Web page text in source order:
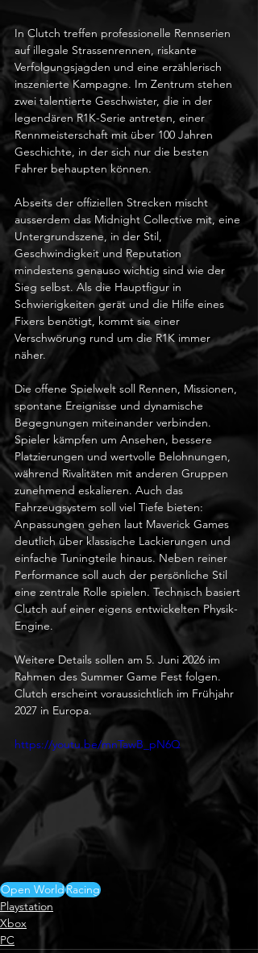
In Clutch treffen professionelle Rennserien
auf illegale Strassenrennen, riskante
Verfolgungsjagden und eine erzählerisch
inszenierte Kampagne. Im Zentrum stehen
zwei talentierte Geschwister, die in der
legendären R1K-Serie antreten, einer
Rennmeisterschaft mit über 100 Jahren
Geschichte, in der sich nur die besten
Fahrer behaupten können.
Abseits der offiziellen Strecken mischt
ausserdem das Midnight Collective mit, eine
Untergrundszene, in der Stil,
Geschwindigkeit und Reputation
mindestens genauso wichtig sind wie der
Sieg selbst. Als die Hauptfigur in
Schwierigkeiten gerät und die Hilfe eines
Fixers benötigt, kommt sie einer
Verschwörung rund um die R1K immer
näher.
Die offene Spielwelt soll Rennen, Missionen,
spontane Ereignisse und dynamische
Begegnungen miteinander verbinden.
Spieler kämpfen um Ansehen, bessere
Platzierungen und wertvolle Belohnungen,
während Rivalitäten mit anderen Gruppen
zunehmend eskalieren. Auch das
Fahrzeugsystem soll viel Tiefe bieten:
Anpassungen gehen laut Maverick Games
deutlich über klassische Lackierungen und
einfache Tuningteile hinaus. Neben reiner
Performance soll auch der persönliche Stil
eine zentrale Rolle spielen. Technisch basiert
Clutch auf einer eigens entwickelten Physik-
Engine.
Weitere Details sollen am 5. Juni 2026 im
Rahmen des Summer Game Fest folgen.
Clutch erscheint voraussichtlich im Frühjahr
2027 in Europa.
https://youtu.be/mnTawB_pN6Q
Open WorldRacing
Playstation
Xbox
PC